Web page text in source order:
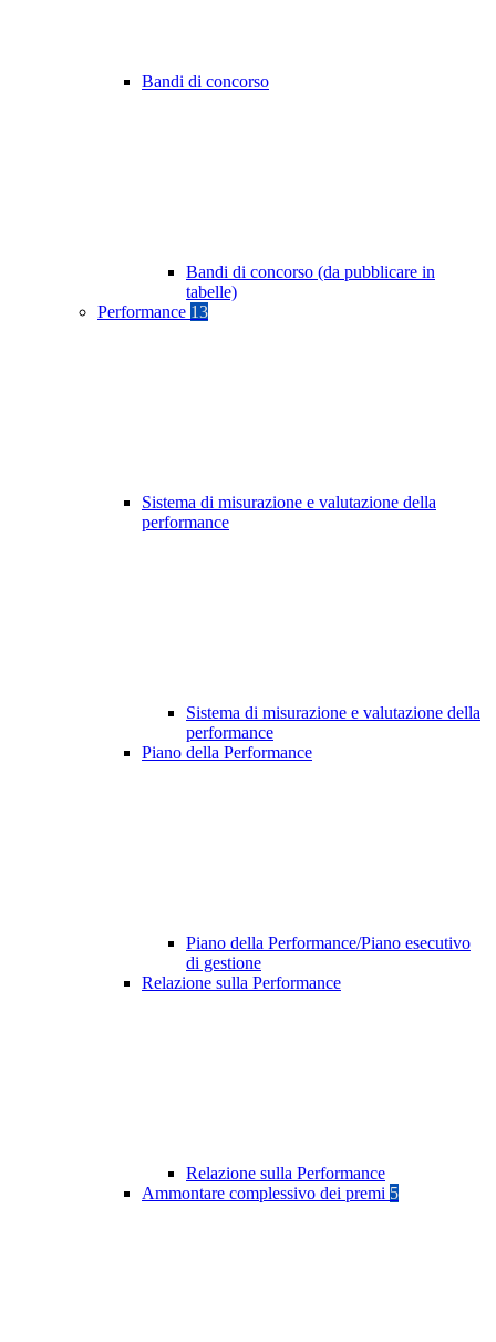
Bandi di concorso
Bandi di concorso (da pubblicare in
tabelle)
Performance 13
Sistema di misurazione e valutazione della
performance
Sistema di misurazione e valutazione della
performance
Piano della Performance
Piano della Performance/Piano esecutivo
di gestione
Relazione sulla Performance
Relazione sulla Performance
Ammontare complessivo dei premi 5